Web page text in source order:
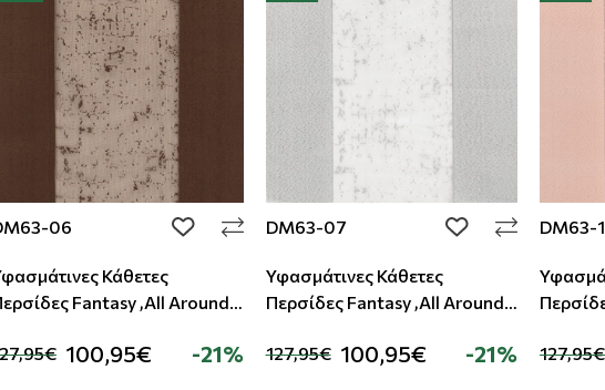
06 add to wishlist
Κάθετες
Fantasy ,All Around
100,95€ -21%
DM63-07 add to wishlist
Υφασμάτινες Κάθετες
Περσίδες Fantasy ,All Around
127,95€ 100,95€ -21%
DM63-
127,95€